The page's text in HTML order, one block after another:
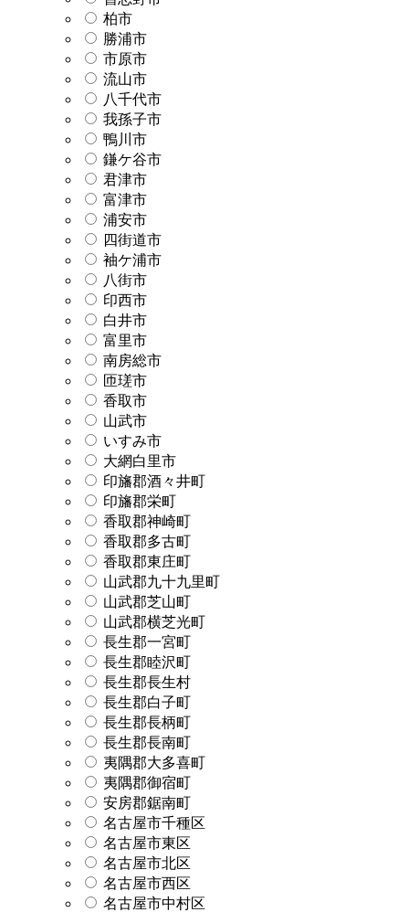
柏市
勝浦市
市原市
流山市
八千代市
我孫子市
鴨川市
鎌ケ谷市
君津市
富津市
浦安市
四街道市
袖ケ浦市
八街市
印西市
白井市
富里市
南房総市
匝瑳市
香取市
山武市
いすみ市
大網白里市
印旛郡酒々井町
印旛郡栄町
香取郡神崎町
香取郡多古町
香取郡東庄町
山武郡九十九里町
山武郡芝山町
山武郡横芝光町
長生郡一宮町
長生郡睦沢町
長生郡長生村
長生郡白子町
長生郡長柄町
長生郡長南町
夷隅郡大多喜町
夷隅郡御宿町
安房郡鋸南町
名古屋市千種区
名古屋市東区
名古屋市北区
名古屋市西区
名古屋市中村区